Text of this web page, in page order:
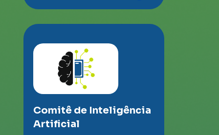
Comitê de Inteligência
Artificial